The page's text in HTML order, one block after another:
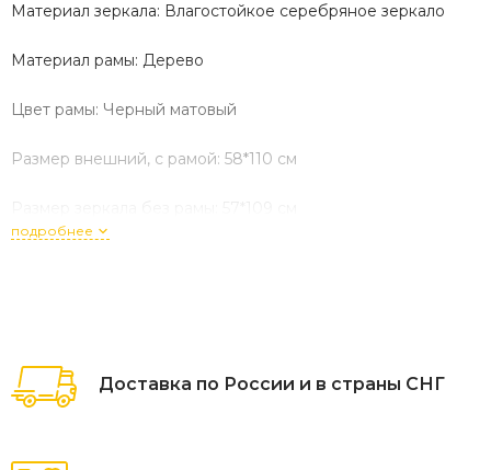
Материал зеркала: Влагостойкое серебряное зеркало
Материал рамы: Дерево
Цвет рамы: Черный матовый
Размер внешний, с рамой: 58*110 см
Для прихожей
подробнее
Доставка по России и в страны СНГ